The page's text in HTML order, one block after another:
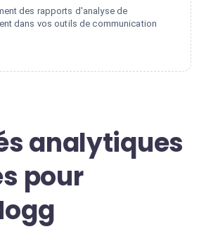
des rapports d'analyse de
dans vos outils de communication
analytiques
pour